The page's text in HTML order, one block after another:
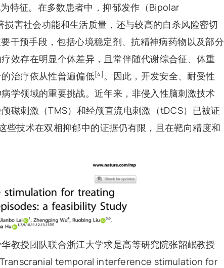
特征。在多数患者中，抑郁发作（Bipolar
害社会功能和生活质量，还与较高的自杀风险密切
干预手段，包括心境稳定剂、抗精神病药物以及部分
效存在明显个体差异，且常伴随代谢综合征、体重
治疗依从性普遍偏低[4] 。因此，开发安全、耐受性
学领域的重要挑战。近年来，非侵入性脑刺激技术
磁刺激（TMS）和经颅直流电刺激（tDCS）已被证
些技术在双相抑郁中的证据仍有限，且在靶向精度和
教授团队联合浙江大学求是高等研究院张韶岷教授
temporal interference stimulation for